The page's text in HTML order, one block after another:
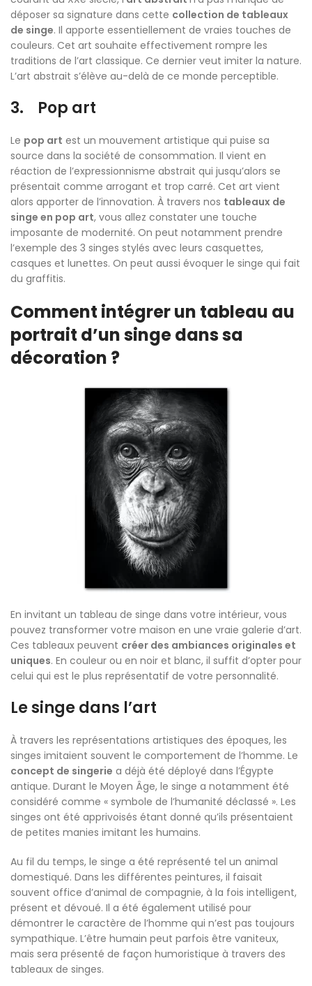
déposer sa signature dans cette collection de tableaux
de singe. Il apporte essentiellement de vraies touches de
couleurs. Cet art souhaite effectivement rompre les
traditions de l’art classique. Ce dernier veut imiter la nature.
L’art abstrait s’élève au-delà de ce monde perceptible.
3. Pop art
Le pop art est un mouvement artistique qui puise sa
source dans la société de consommation. Il vient en
réaction de l’expressionnisme abstrait qui jusqu’alors se
présentait comme arrogant et trop carré. Cet art vient
alors apporter de l’innovation. À travers nos tableaux de
singe en pop art, vous allez constater une touche
imposante de modernité. On peut notamment prendre
l’exemple des 3 singes stylés avec leurs casquettes,
casques et lunettes. On peut aussi évoquer le singe qui fait
du graffitis.
Comment intégrer un tableau au
portrait d’un singe dans sa
décoration ?
En invitant un tableau de singe dans votre intérieur, vous
pouvez transformer votre maison en une vraie galerie d’art.
Ces tableaux peuvent créer des ambiances originales et
uniques. En couleur ou en noir et blanc, il suffit d’opter pour
celui qui est le plus représentatif de votre personnalité.
Le singe dans l’art
À travers les représentations artistiques des époques, les
singes imitaient souvent le comportement de l’homme. Le
concept de singerie a déjà été déployé dans l’Égypte
antique. Durant le Moyen Âge, le singe a notamment été
considéré comme « symbole de l’humanité déclassé ». Les
singes ont été apprivoisés étant donné qu’ils présentaient
de petites manies imitant les humains.
Au fil du temps, le singe a été représenté tel un animal
domestiqué. Dans les différentes peintures, il faisait
souvent office d’animal de compagnie, à la fois intelligent,
présent et dévoué. Il a été également utilisé pour
démontrer le caractère de l’homme qui n’est pas toujours
sympathique. L’être humain peut parfois être vaniteux,
mais sera présenté de façon humoristique à travers des
tableaux de singes.